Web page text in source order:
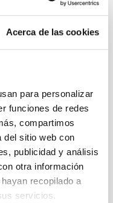
Acerca de las cookies
para personalizar
funciones de redes
compartimos
del sitio web con
publicidad y análisis
otra información
recopilado a
servicios.
más
solo clic.